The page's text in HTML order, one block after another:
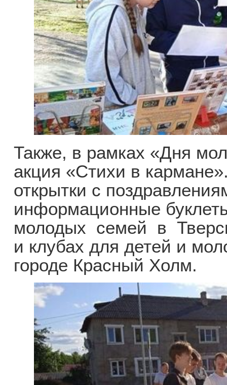
Также, в рамках «Дня
акция «Стихи в
открытки с
информационные
молодых семей в
и клубах для детей и
городе Красный Холм.